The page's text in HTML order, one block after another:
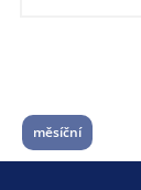
měsíční